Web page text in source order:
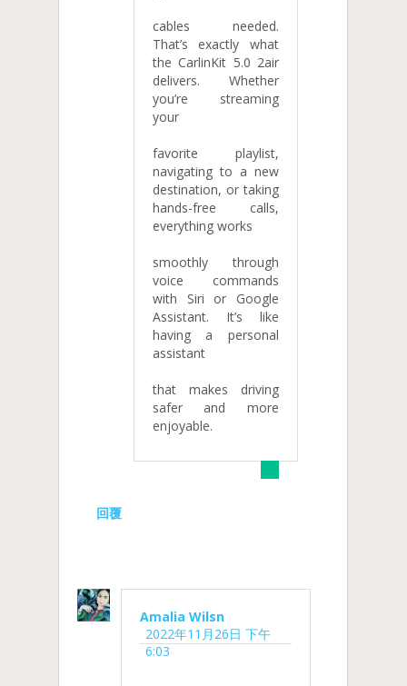
cables needed.
That’s exactly what
the CarlinKit 5.0 2air
delivers. Whether
you’re streaming
your
favorite playlist,
navigating to a new
destination, or taking
hands-free calls,
everything works
smoothly through
voice commands
with Siri or Google
Assistant. It’s like
having a personal
assistant
that makes driving
safer and more
enjoyable.
回覆
Amalia Wilsn
2022年11月26日 下午
6:03